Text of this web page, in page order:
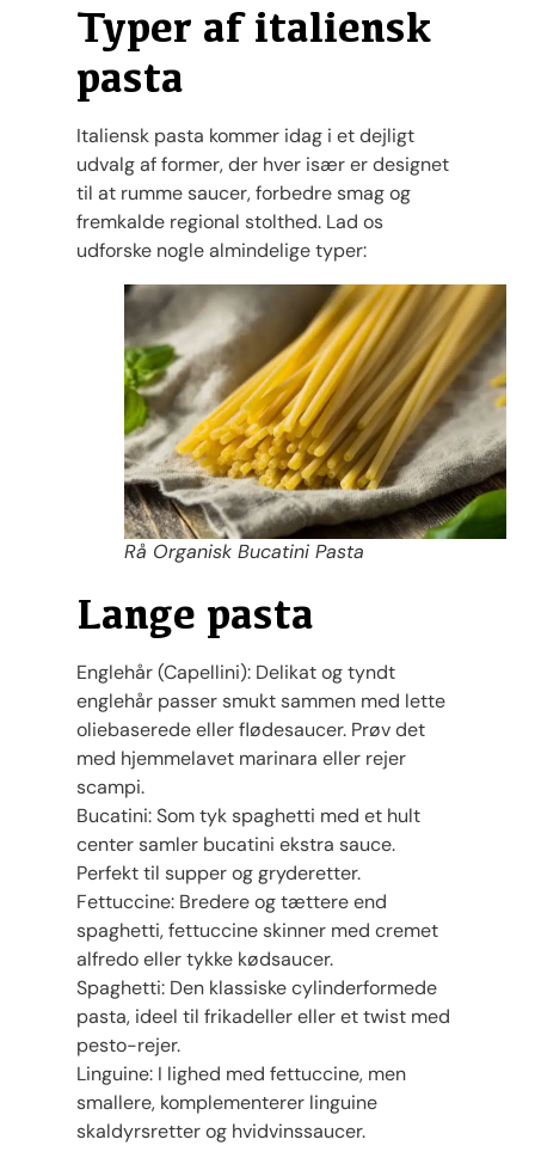
Typer af italiensk
pasta
Italiensk pasta kommer idag i et dejligt
udvalg af former, der hver især er designet
til at rumme saucer, forbedre smag og
fremkalde regional stolthed. Lad os
udforske nogle almindelige typer:
Rå Organisk Bucatini Pasta
Lange pasta
Englehår (Capellini): Delikat og tyndt
englehår passer smukt sammen med lette
oliebaserede eller flødesaucer. Prøv det
med hjemmelavet marinara eller rejer
scampi.
Bucatini: Som tyk spaghetti med et hult
center samler bucatini ekstra sauce.
Perfekt til supper og gryderetter.
Fettuccine: Bredere og tættere end
spaghetti, fettuccine skinner med cremet
alfredo eller tykke kødsaucer.
Spaghetti: Den klassiske cylinderformede
pasta, ideel til frikadeller eller et twist med
pesto-rejer.
Linguine: I lighed med fettuccine, men
smallere, komplementerer linguine
skaldyrsretter og hvidvinssaucer.